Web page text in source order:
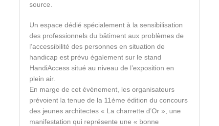
source.
Un espace dédié spécialement à la sensibilisation
des professionnels du bâtiment aux problèmes de
l’accessibilité des personnes en situation de
handicap est prévu également sur le stand
HandiAccess situé au niveau de l’exposition en
plein air.
En marge de cet évènement, les organisateurs
prévoient la tenue de la 11ème édition du concours
des jeunes architectes « La charrette d’Or », une
manifestation qui représente une « bonne